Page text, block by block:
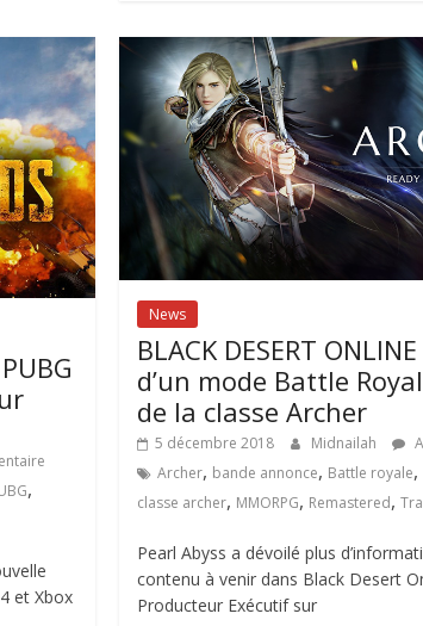
,
et Xbox
News
BLACK DESERT
d’un mode Battle
de la classe Archer
5 décembre 2018 Midnailah
Archer, bande annonce, Battle royale,
classe archer, MMORPG, Remastered,
Pearl Abyss a dévoilé plus
contenu à venir dans Black Desert
Producteur Exécutif sur